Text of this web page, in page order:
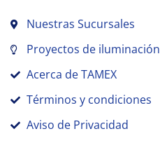
Nuestras Sucursales
Proyectos de iluminación
Acerca de TAMEX
Términos y condiciones
Aviso de Privacidad